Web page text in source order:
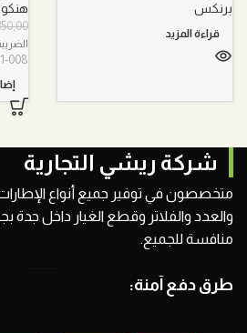
برنكس
قراءة المزيد
008
شركة ريشي التجارية
متخصصون في توفير جميع أنواع الإطارات
والعدد والفلاتر وقطع الغيار داخل جدة
منافسة للجميع.
طرق دفع آمنة: